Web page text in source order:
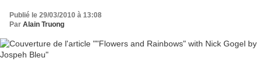
Publié le 29/03/2010 à 13:08
Par Alain Truong